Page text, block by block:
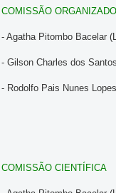
COMISSÃO
- Agatha Pitombo Bacelar
- Gilson Charles dos
- Rodolfo Pais Nunes
COMISSÃO CIENTÍFICA